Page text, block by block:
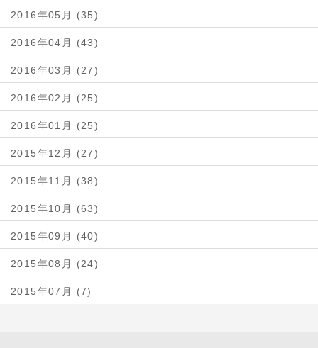
2016年05月 (35)
2016年04月 (43)
2016年03月 (27)
2016年02月 (25)
2016年01月 (25)
2015年12月 (27)
2015年11月 (38)
2015年10月 (63)
2015年09月 (40)
2015年08月 (24)
2015年07月 (7)